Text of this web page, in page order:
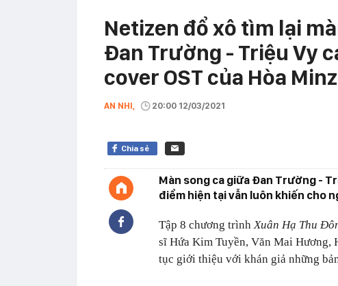
Netizen đổ xô tìm lại
Đan Trường - Triệu Vy
cover OST của Hòa
AN NHI, 20:00 12/03/2021
Chia sẻ
Màn song ca giữa Đan Trường -
điểm hiện tại vẫn luôn khiến cho
Tập 8 chương trìnhXuân Hạ Thu
sĩ Hứa Kim Tuyền, Văn Mai Hương,
tục giới thiệu với khán giả những